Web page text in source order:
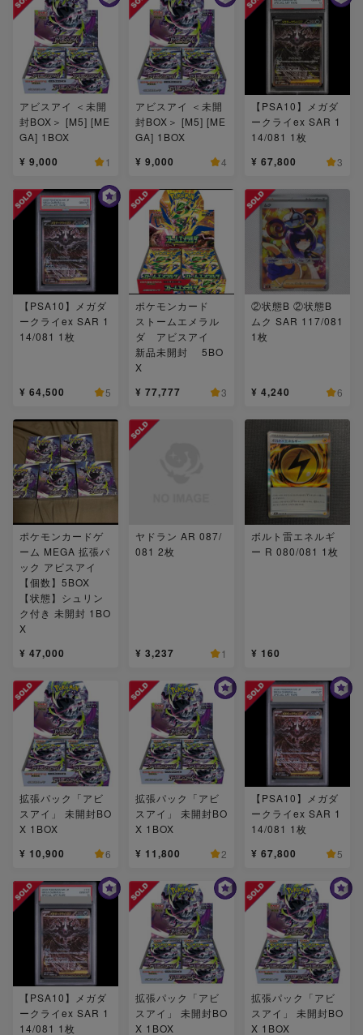
アビスアイ ＜未開
封BOX＞ [M5] [ME
GA] 1BOX
¥ 9,000 1
アビスアイ ＜未開
封BOX＞ [M5] [ME
GA] 1BOX
¥ 9,000 4
【PSA10】メガダ
ークライex SAR 1
14/081 1枚
¥ 67,800 3
【PSA10】メガダ
ークライex SAR 1
14/081 1枚
¥ 64,500 5
ポケモンカード
ストームエメラル
ダ アビスアイ
新品未開封 5BO
X
¥ 77,777 3
②状態B ②状態B
ムク SAR 117/081
1枚
¥ 4,240 6
ポケモンカードゲ
ーム MEGA 拡張パ
ック アビスアイ
【個数】5BOX
【状態】シュリン
ク付き 未開封 1BO
X
¥ 47,000
ヤドラン AR 087/
081 2枚
¥ 3,237 1
ボルト雷エネルギ
ー R 080/081 1枚
¥ 160
拡張パック「アビ
スアイ」 未開封BO
X 1BOX
¥ 10,900 6
拡張パック「アビ
スアイ」 未開封BO
X 1BOX
¥ 11,800 2
【PSA10】メガダ
ークライex SAR 1
14/081 1枚
¥ 67,800 5
【PSA10】メガダ
ークライex SAR 1
14/081 1枚
拡張パック「アビ
スアイ」 未開封BO
X 1BOX
拡張パック「アビ
スアイ」 未開封BO
X 1BOX